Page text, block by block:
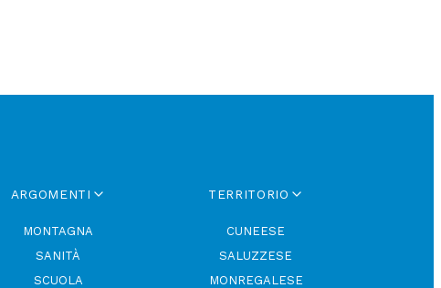
ARGOMENTI
MONTAGNA
SANITÀ
SCUOLA
TERRITORIO
CUNEESE
SALUZZESE
MONREGALESE